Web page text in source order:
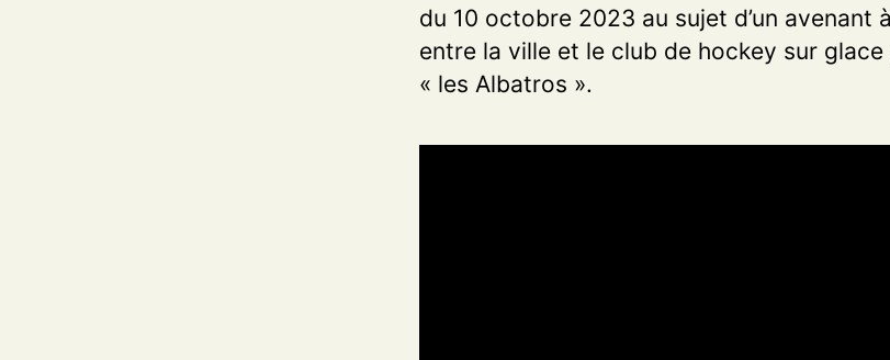
du 10 octobre 2023 au sujet d’un avenant
entre la ville et le club de hockey sur
« les Albatros ».